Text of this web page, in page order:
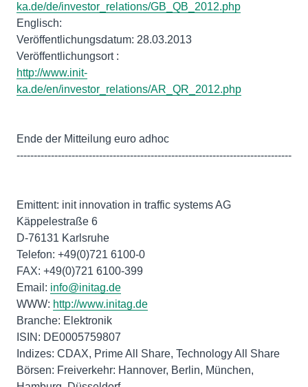
ka.de/de/investor_relations/GB_QB_2012.php
Englisch:
Veröffentlichungsdatum: 28.03.2013
http://www.init-
ka.de/en/investor_relations/AR_QR_2012.php
Ende der Mitteilung euro adhoc
--------------------------------------------------------------------------------
Emittent: init innovation in traffic systems AG
Käppelestraße 6
D-76131 Karlsruhe
Telefon: +49(0)721 6100-0
FAX: +49(0)721 6100-399
Email: info@initag.de
WWW: http://www.initag.de
Branche: Elektronik
ISIN: DE0005759807
Indizes: CDAX, Prime All Share, Technology All Share
Börsen: Freiverkehr: Hannover, Berlin, München,